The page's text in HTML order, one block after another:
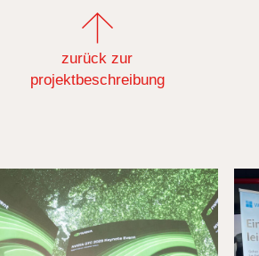
zurück zur
projektbeschreibung